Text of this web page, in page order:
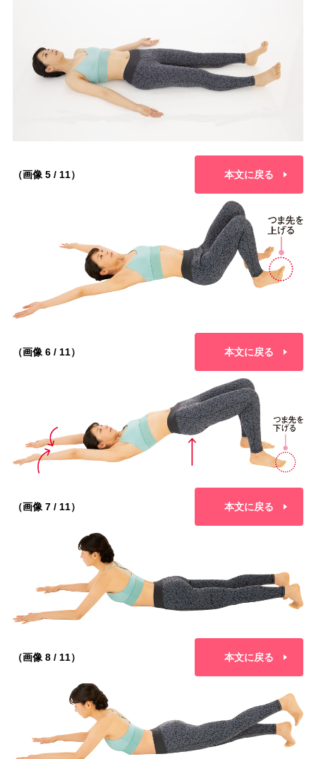
（画像 5 / 11） 本文に戻る
（画像 6 / 11） 本文に戻る
（画像 7 / 11） 本文に戻る
（画像 8 / 11） 本文に戻る